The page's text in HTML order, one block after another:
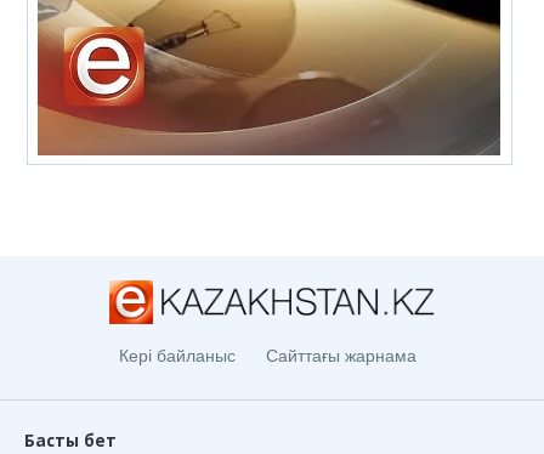
Кері байланыс Сайттағы жарнама
Басты бет